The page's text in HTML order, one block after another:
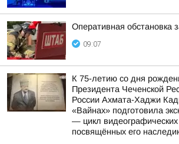
Оперативная обстановка
09:07
К 75-летию со дня
Президента Чеченской
России Ахмата-Хаджи
«Вайнах» подготовила
— цикл видеографических
посвящённых его